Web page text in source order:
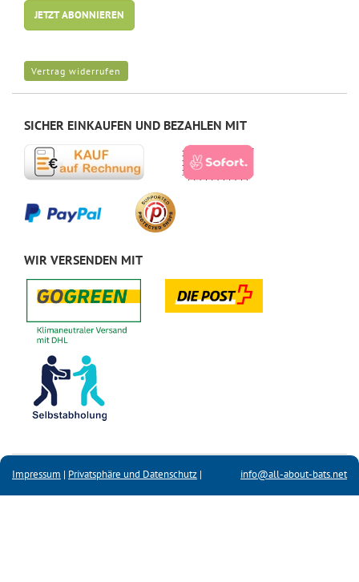
JETZT ABONNIEREN
Vertrag widerrufen
SICHER EINKAUFEN UND BEZAHLEN MIT
WIR VERSENDEN MIT
Impressum | Privatsphäre und Datenschutz | info@all-about-bats.net